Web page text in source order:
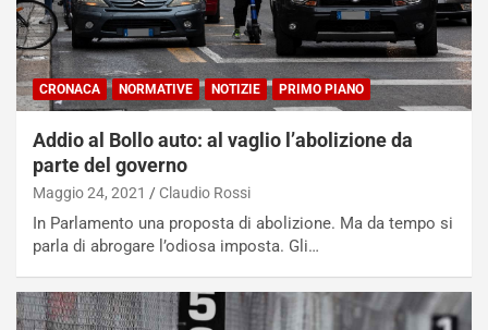
CRONACA NORMATIVE NOTIZIE PRIMO PIANO
Addio al Bollo auto: al vaglio l’abolizione da
parte del governo
Maggio 24, 2021 Claudio Rossi
In Parlamento una proposta di abolizione. Ma da tempo si
parla di abrogare l’odiosa imposta. Gli…